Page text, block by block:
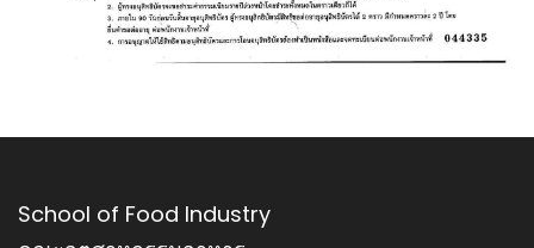
School of Food Industry